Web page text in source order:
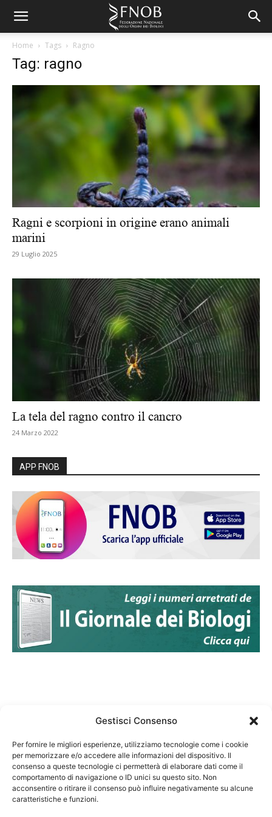
Gestisci Consenso
Per fornire le migliori esperienze, utilizziamo tecnologie come i cookie
per memorizzare e/o accedere alle informazioni del dispositivo. Il
consenso a queste tecnologie ci permetterà di elaborare dati come il
comportamento di navigazione o ID unici su questo sito. Non
acconsentire o ritirare il consenso può influire negativamente su alcune
caratteristiche e funzioni.
Home Tags Ragno
Tag: ragno
Ragni e scorpioni in origine erano animali
marini
29 Luglio 2025
La tela del ragno contro il cancro
24 Marzo 2022
APP FNOB
Federazione Nazionale Degli Ordini dei Biologi:
codice fiscale 80069130583
Responsabile sito internet www.fnob.it: Vincenzo